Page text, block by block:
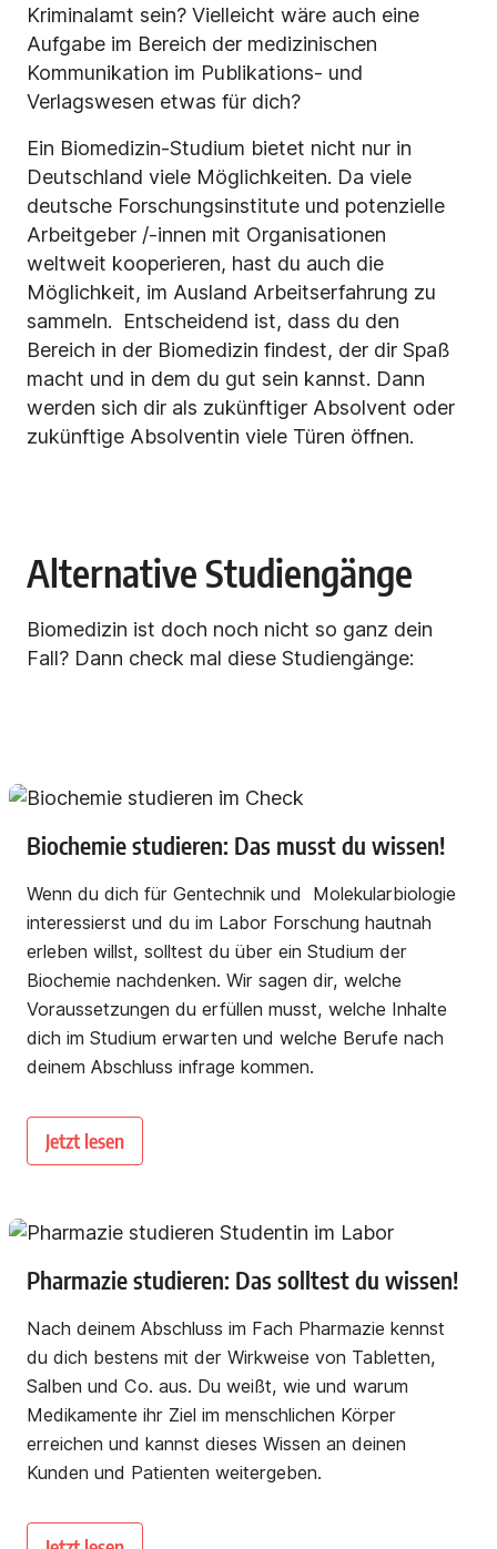
Kriminalamt sein? Vielleicht wäre auch eine
Aufgabe im Bereich der medizinischen
Kommunikation im Publikations- und
Verlagswesen etwas für dich?
Ein Biomedizin-Studium bietet nicht nur in
Deutschland viele Möglichkeiten. Da viele
deutsche Forschungsinstitute und potenzielle
Arbeitgeber /-innen mit Organisationen
weltweit kooperieren, hast du auch die
Möglichkeit, im Ausland Arbeitserfahrung zu
sammeln. Entscheidend ist, dass du den
Bereich in der Biomedizin findest, der dir Spaß
macht und in dem du gut sein kannst. Dann
werden sich dir als zukünftiger Absolvent oder
zukünftige Absolventin viele Türen öffnen.
Alternative Studiengänge
Biomedizin ist doch noch nicht so ganz dein
Fall? Dann check mal diese Studiengänge:
Biochemie studieren: Das musst du wissen!
Wenn du dich für Gentechnik und Molekularbiologie
interessierst und du im Labor Forschung hautnah
erleben willst, solltest du über ein Studium der
Biochemie nachdenken. Wir sagen dir, welche
Voraussetzungen du erfüllen musst, welche Inhalte
dich im Studium erwarten und welche Berufe nach
deinem Abschluss infrage kommen.
Jetzt lesen
Pharmazie studieren: Das solltest du wissen!
Nach deinem Abschluss im Fach Pharmazie kennst
du dich bestens mit der Wirkweise von Tabletten,
Salben und Co. aus. Du weißt, wie und warum
Medikamente ihr Ziel im menschlichen Körper
erreichen und kannst dieses Wissen an deinen
Kunden und Patienten weitergeben.